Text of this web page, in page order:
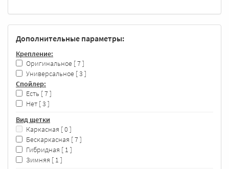
Дополнительные параметры:
Крепление:
Оригинальное [ 7 ]
Универсальное [ 3 ]
Спойлер:
Есть [ 7 ]
Нет [ 3 ]
Вид щетки
Каркасная [ 0 ]
Бескаркасная [ 7 ]
Гибридная [ 1 ]
Зимняя [ 1 ]